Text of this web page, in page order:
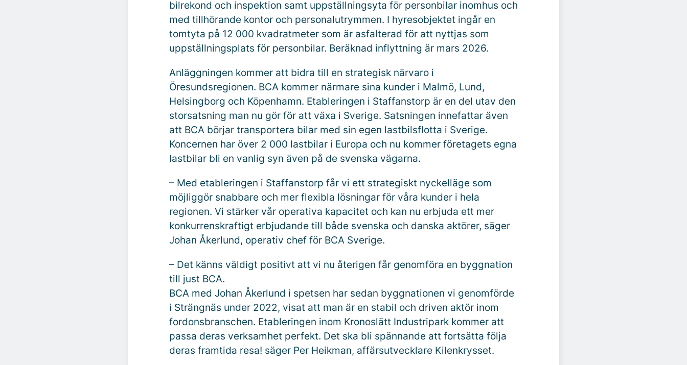
bilrekond och inspektion samt uppställningsyta för personbilar inomhus och
med tillhörande kontor och personalutrymmen. I hyresobjektet ingår en
tomtyta på 12 000 kvadratmeter som är asfalterad för att nyttjas som
uppställningsplats för personbilar. Beräknad inflyttning är mars 2026.
Anläggningen kommer att bidra till en strategisk närvaro i
Öresundsregionen. BCA kommer närmare sina kunder i Malmö, Lund,
Helsingborg och Köpenhamn. Etableringen i Staffanstorp är en del utav den
storsatsning man nu gör för att växa i Sverige. Satsningen innefattar även
att BCA börjar transportera bilar med sin egen lastbilsflotta i Sverige.
Koncernen har över 2 000 lastbilar i Europa och nu kommer företagets egna
lastbilar bli en vanlig syn även på de svenska vägarna.
– Med etableringen i Staffanstorp får vi ett strategiskt nyckelläge som
möjliggör snabbare och mer flexibla lösningar för våra kunder i hela
regionen. Vi stärker vår operativa kapacitet och kan nu erbjuda ett mer
konkurrenskraftigt erbjudande till både svenska och danska aktörer, säger
Johan Åkerlund, operativ chef för BCA Sverige.
– Det känns väldigt positivt att vi nu återigen får genomföra en byggnation
till just BCA.
BCA med Johan Åkerlund i spetsen har sedan byggnationen vi genomförde
i Strängnäs under 2022, visat att man är en stabil och driven aktör inom
fordonsbranschen. Etableringen inom Kronoslätt Industripark kommer att
passa deras verksamhet perfekt. Det ska bli spännande att fortsätta följa
deras framtida resa! säger Per Heikman, affärsutvecklare Kilenkrysset.